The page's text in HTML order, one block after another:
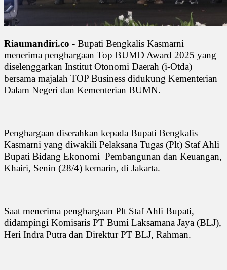
Riaumandiri.co - Bupati Bengkalis Kasmarni
menerima penghargaan Top BUMD Award 2025 yang
diselenggarkan Institut Otonomi Daerah (i-Otda)
bersama majalah TOP Business didukung Kementerian
Dalam Negeri dan Kementerian BUMN.
Penghargaan diserahkan kepada Bupati Bengkalis
Kasmarni yang diwakili Pelaksana Tugas (Plt) Staf Ahli
Bupati Bidang Ekonomi Pembangunan dan Keuangan,
Khairi, Senin (28/4) kemarin, di Jakarta.
Saat menerima penghargaan Plt Staf Ahli Bupati,
didampingi Komisaris PT Bumi Laksamana Jaya (BLJ),
Heri Indra Putra dan Direktur PT BLJ, Rahman.